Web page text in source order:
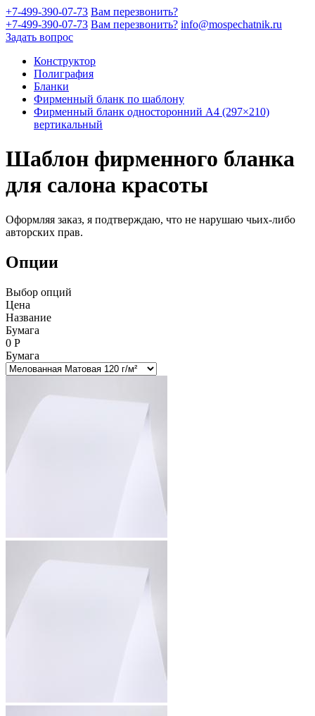
+7-499-390-07-73 Вам перезвонить?
+7-499-390-07-73 Вам перезвонить? info@mospechatnik.ru
Задать вопрос
Конструктор
Полиграфия
Бланки
Фирменный бланк по шаблону
Фирменный бланк односторонний A4 (297×210)
вертикальный
Шаблон фирменного бланка
для салона красоты
Оформляя заказ, я подтверждаю, что не нарушаю чьих-либо
авторских прав.
Опции
Выбор опций
Цена
Название
Бумага
0 Р
Бумага